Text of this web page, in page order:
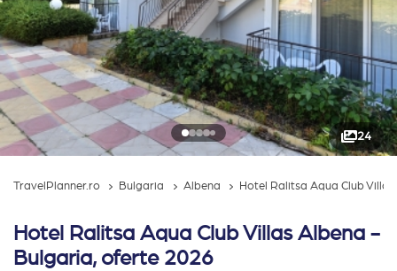
24
TravelPlanner.ro Bulgaria Albena Hotel Ralitsa Aqua Club
Hotel Ralitsa Aqua Club Villas Albena -
Bulgaria, oferte 2026